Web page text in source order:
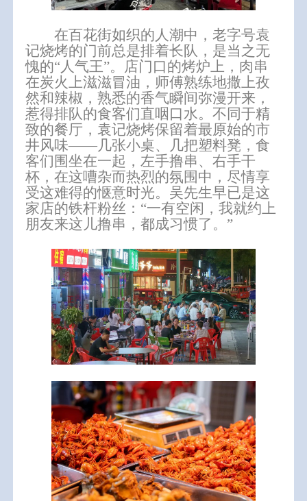
在百花街如织的人潮中，老字号袁
记烧烤的门前总是排着长队，是当之无
愧的“人气王”。店门口的烤炉上，肉串
在炭火上滋滋冒油，师傅熟练地撒上孜
然和辣椒，熟悉的香气瞬间弥漫开来，
惹得排队的食客们直咽口水。不同于精
致的餐厅，袁记烧烤保留着最原始的市
井风味——几张小桌、几把塑料凳，食
客们围坐在一起，左手撸串、右手干
杯，在这嘈杂而热烈的氛围中， 尽情享
受这难得的惬意时光。吴先生早已是这
家店的铁杆粉丝：“一有空闲，我就约上
朋友来这儿撸串，都成习惯了。”